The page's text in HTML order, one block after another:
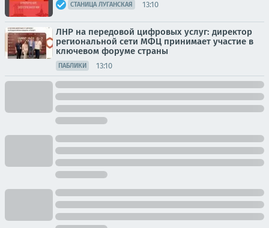
СТАНИЦА ЛУГАНСКАЯ 13:10
ЛНР на передовой цифровых услуг: директор
региональной сети МФЦ принимает участие в
ключевом форуме страны
ПАБЛИКИ 13:10